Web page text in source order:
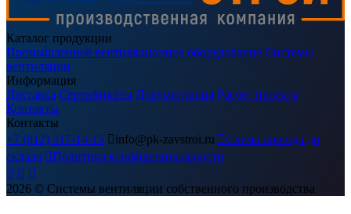
Каталог продукции
Промышленное вентиляционное оборудование Системы
вентиляции
Информация
Доставка Сертификаты Документация Расчет проекта
Контакты
Контакты
+7 (812) 317-14-15  info@pk-zavstroi.ru Схема проезда до
склада Политика конфиденциальности
  
2026 © Системы вентиляции собственного производства